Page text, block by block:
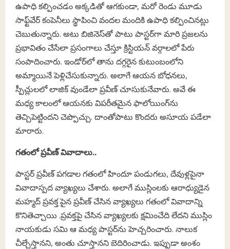
ఉపాధి కల్పించడం అక్కడితో ఆగకుండా, మరో రెండు మూడు
సాఫ్ట్‌వేర్ కంపెనీలు స్థాపించి వందల మందికి ఉపాధి కల్పించినట్లు
చెబుతున్నారు. అటు బిజినెస్‌తో పాటు పాస్టర్‌గా మారి ప్రజలను
ప్రభావితం చేసేలా ప్రసంగాలు చేస్తూ క్రిస్టియన్ వర్గాలలో పేరు
సంపాదించారు. ఇండోర్‌లో తాను దగ్గరైన కుటుంబంలోని
అమ్మాయినే పెళ్లిచేసుకున్నారు. అలాగే ఆయన బోధనలు,
స్పీచ్లులలో లాజిక్‌ వుండేలా ప్రవీణ్ చూసుకునేవారు. అవే ఈ
మధ్య కాలంలో ఆయనకు విపరీతమైన ఫాలోయింగ్‌ను
తెచ్చిపెట్టిందని చెప్పొచ్చు. దాంతోపాటు కొందరు అసూయ పడేలా
మారారు.
గతంలో ప్రవీణ్ వివాదాలు..
పాస్టర్ ప్రవీణ్ పగడాల గతంలో హిందూ పండుగలు, దేవుళ్లపైనా
వివాదాస్పద వ్యాఖ్యలు చేశారు. అలాగే ముస్లింలకు ఆరాధ్యుడైన
మహ్మద్ ప్రవక్త పైన ప్రవీణ్ చేసిన వ్యాఖ్యలు గతంలో వివాదాన్ని
కొనితెచ్చాయి .ప్రవక్తపై చేసిన వ్యాఖ్యలకు క్షమించేది లేదని ముస్లిం
నాయకుడు సమి ఆ మధ్య పాస్టర్‌ను హెచ్చరించారు. నాలుక
చీల్చేస్తానని, అంతు చూస్తానని బెదిరించాడు. ఇప్పుడా అంశం